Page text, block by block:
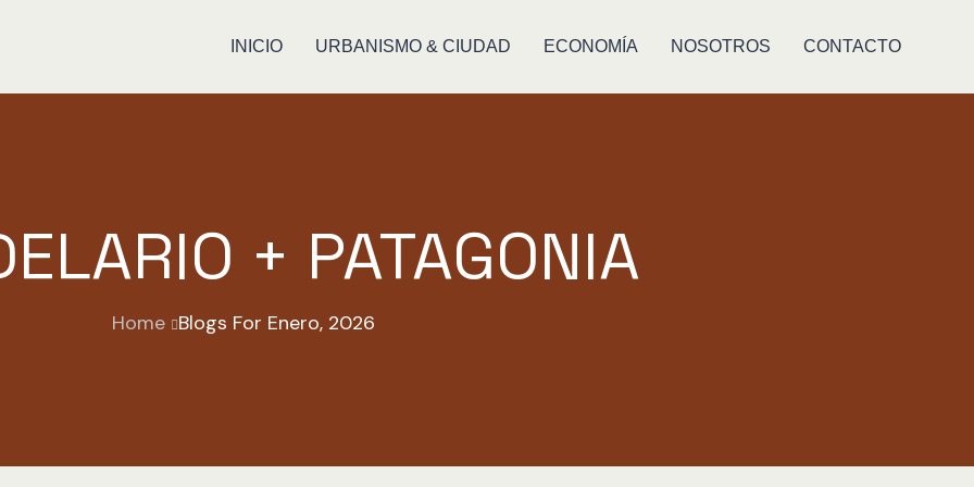
INICIO URBANISMO & CIUDAD ECONOMÍA NOSOTROS CONTACTO
+ PATAGONIA
Home Blogs For Enero, 2026